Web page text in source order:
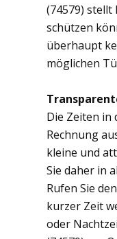
(74579)
schützen
überhaupt
möglichen
Die Zeiten in
Rechnung
kleine und
Sie daher in
Rufen Sie
kurzer Zeit
oder